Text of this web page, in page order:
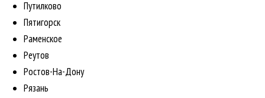
Путилково
Пятигорск
Раменское
Реутов
Ростов-На-Дону
Рязань